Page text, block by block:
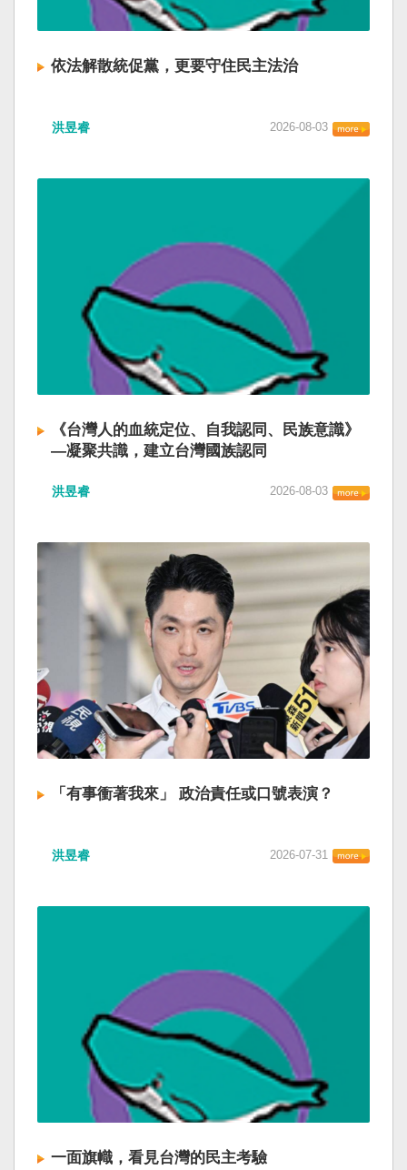
依法解散統促黨，更要守住民主法治
洪昱睿 2026-08-03
《台灣人的血統定位、自我認同、民族意識》
—凝聚共識，建立台灣國族認同
洪昱睿 2026-08-03
「有事衝著我來」 政治責任或口號表演？
洪昱睿 2026-07-31
一面旗幟，看見台灣的民主考驗